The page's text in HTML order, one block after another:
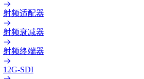
射频适配器
射频衰减器
射频终端器
12G-SDI